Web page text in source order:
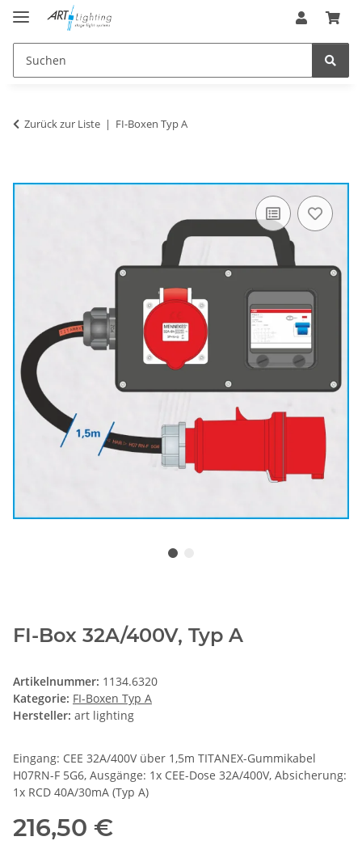
Zurück zur Liste FI-Boxen Typ A
FI-Box 32A/400V, Typ A
Artikelnummer: 1134.6320
Kategorie: FI-Boxen Typ A
Hersteller: art lighting
Eingang: CEE 32A/400V über 1,5m TITANEX-Gummikabel
H07RN-F 5G6, Ausgänge: 1x CEE-Dose 32A/400V, Absicherung:
1x RCD 40A/30mA (Typ A)
216,50 €